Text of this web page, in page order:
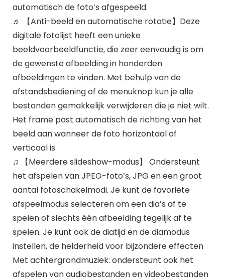
automatisch de foto’s afgespeeld.
♬ 【Anti-beeld en automatische rotatie】Deze
digitale fotolijst heeft een unieke
beeldvoorbeeldfunctie, die zeer eenvoudig is om
de gewenste afbeelding in honderden
afbeeldingen te vinden. Met behulp van de
afstandsbediening of de menuknop kun je alle
bestanden gemakkelijk verwijderen die je niet wilt.
Het frame past automatisch de richting van het
beeld aan wanneer de foto horizontaal of
verticaal is.
♫ 【Meerdere slideshow-modus】 Ondersteunt
het afspelen van JPEG-foto’s, JPG en een groot
aantal fotoschakelmodi. Je kunt de favoriete
afspeelmodus selecteren om een dia’s af te
spelen of slechts één afbeelding tegelijk af te
spelen. Je kunt ook de diatijd en de diamodus
instellen, de helderheid voor bijzondere effecten
Met achtergrondmuziek: ondersteunt ook het
afspelen van audiobestanden en videobestanden